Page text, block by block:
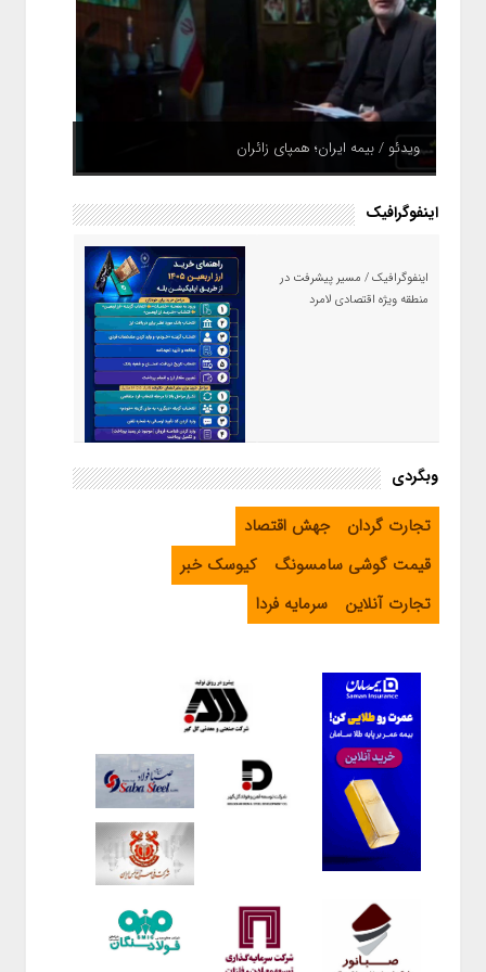
ویدئو / بیمه ایران؛ همپای زائران
اینفوگرافیک
اینفوگرافیک / مسیر پیشرفت در
منطقه ویژه اقتصادی لامرد
اینفوگرافیک / راهنمای خرید ارز
اربعین از طریق اپلیکیشن بله
وبگردی
تجارت گردان
جهش اقتصاد
قیمت گوشی سامسونگ
کیوسک خبر
تجارت آنلاین
سرمایه فردا